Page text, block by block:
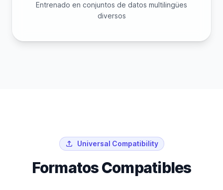
Entrenado en conjuntos de datos multilingües
diversos
Universal Compatibility
Formatos Compatibles